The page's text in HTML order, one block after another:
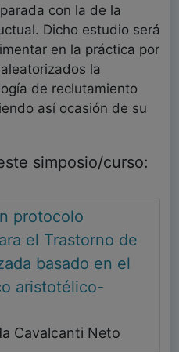
con la de la
Dicho estudio será
en la práctica por
la
de reclutamiento
así ocasión de su
simposio/curso:
protocolo
el Trastorno de
basado en el
aristotélico-
Cavalcanti Neto